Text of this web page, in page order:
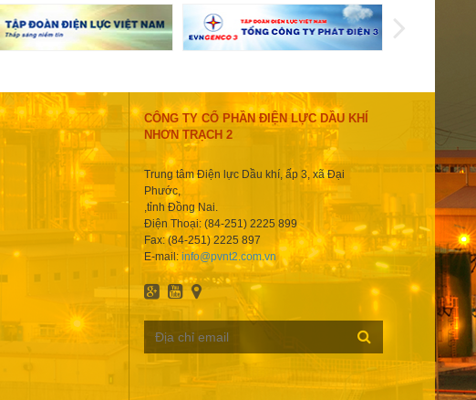
CÔNG TY CỔ PHẦN ĐIỆN LỰC DẦU KHÍ
NHƠN TRẠCH 2
Trung tâm Điện lực Dầu khí, ấp 3, xã Đại
Phước,
,tỉnh Đồng Nai.
Điện Thoại: (84-251) 2225 899
Fax: (84-251) 2225 897
E-mail: info@pvnt2.com.vn